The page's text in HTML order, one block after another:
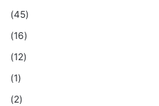
(45)
(16)
(12)
(1)
(2)